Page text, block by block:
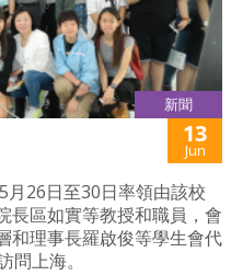
新聞
13
Jun
26日至30日率領由該校
長區如實等教授和職員，會
和理事長羅啟俊等學生會代
上海。